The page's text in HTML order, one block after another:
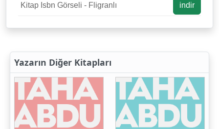
Kitap Isbn Görseli - Fligranlı indir
Yazarın Diğer Kitapları